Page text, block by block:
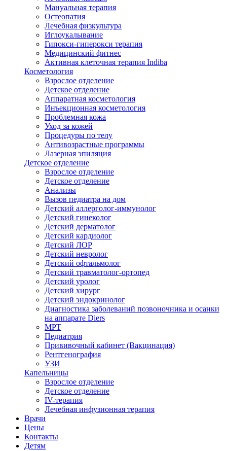
Мануальная терапия
Остеопатия
Лечебная физкультура
Иглоукалывание
Гипокси-гиперокси терапия
Медицинский фитнес
Активная клеточная терапия Indiba
Косметология
Взрослое отделение
Детское отделение
Аппаратная косметология
Инъекционная косметология
Проблемная кожа
Уход за кожей
Процедуры по телу
Антивозрастные программы
Лазерная эпиляция
Детское отделение
Взрослое отделение
Детское отделение
Анализы
Вызов педиатра на дом
Детский аллерголог-иммунолог
Детский гинеколог
Детский дерматолог
Детский кардиолог
Детский ЛОР
Детский невролог
Детский офтальмолог
Детский травматолог-ортопед
Детский уролог
Детский хирург
Детский эндокринолог
Диагностика заболеваний позвоночника и осанки
на аппарате Diers
МРТ
Педиатрия
Прививочный кабинет (Вакцинация)
Рентгенография
УЗИ
Капельницы
Взрослое отделение
Детское отделение
IV-терапия
Лечебная инфузионная терапия
Врачи
Цены
Контакты
Детям